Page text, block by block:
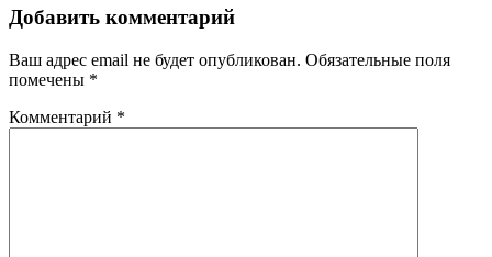
Добавить комментарий
Ваш адрес email не будет опубликован. Обязательные поля
помечены *
Комментарий *